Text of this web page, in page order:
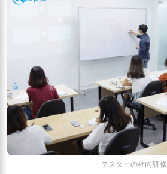
テスターの社内研修